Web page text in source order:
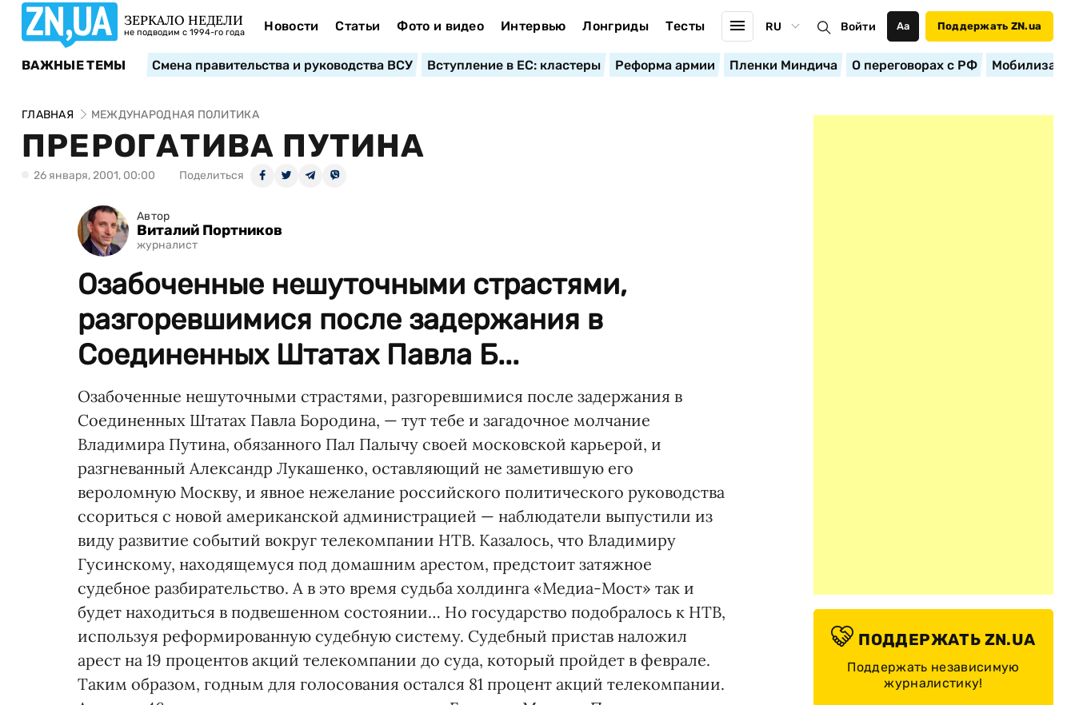
ЗЕРКАЛО НЕДЕЛИ
не подводим с 1994-го года Новости Статьи Фото и видео Интервью Лонгриды Тесты RU Войти Аа Поддержать ZN.ua
ВАЖНЫЕ ТЕМЫ Смена правительства и руководства ВСУ Вступление в ЕС: кластеры Реформа армии Пленки Миндича О переговорах с РФ
ГЛАВНАЯ МЕЖДУНАРОДНАЯ ПОЛИТИКА
ПРЕРОГАТИВА ПУТИНА
26 января, 2001, 00:00 Поделиться
Автор
Виталий Портников
журналист
Озабоченные нешуточными страстями,
разгоревшимися после задержания в
Соединенных Штатах Павла Б...
Озабоченные нешуточными страстями, разгоревшимися после задержания в
Соединенных Штатах Павла Бородина, — тут тебе и загадочное молчание
Владимира Путина, обязанного Пал Палычу своей московской карьерой, и
разгневанный Александр Лукашенко, оставляющий не заметившую его
вероломную Москву, и явное нежелание российского политического руководства
ссориться с новой американской администрацией — наблюдатели выпустили из
виду развитие событий вокруг телекомпании НТВ. Казалось, что Владимиру
Гусинскому, находящемуся под домашним арестом, предстоит затяжное
судебное разбирательство. А в это время судьба холдинга «Медиа-Мост» так и
будет находиться в подвешенном состоянии… Но государство подобралось к НТВ,
используя реформированную судебную систему. Судебный пристав наложил
арест на 19 процентов акций телекомпании до суда, который пройдет в феврале.
Таким образом, годным для голосования остался 81 процент акций телекомпании.
ПОДДЕРЖАТЬ ZN.UA
Поддержать независимую
журналистику!